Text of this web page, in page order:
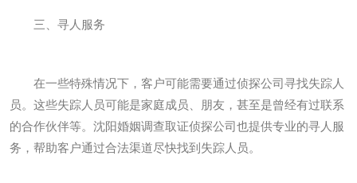
三、寻人服务
在一些特殊情况下，客户可能需要通过侦探公司寻找失踪人
员。这些失踪人员可能是家庭成员、朋友，甚至是曾经有过联系
的合作伙伴等。沈阳婚姻调查取证侦探公司也提供专业的寻人服
务，帮助客户通过合法渠道尽快找到失踪人员。